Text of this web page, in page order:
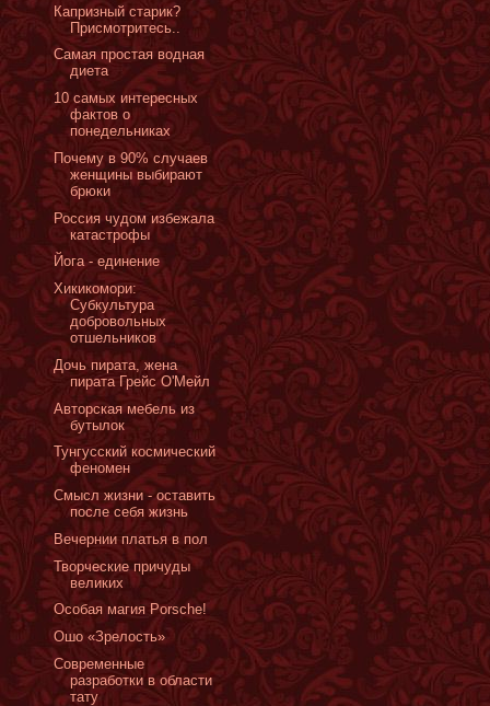
Капризный старик?
Присмотритесь..
Самая простая водная
диета
10 самых интересных
фактов о
понедельниках
Почему в 90% случаев
женщины выбирают
брюки
Россия чудом избежала
катастрофы
Йога - единение
Хикикомори:
Cубкультура
добровольных
отшельников
Дочь пирата, жена
пирата Грейс О'Мейл
Авторская мебель из
бутылок
Тунгусский космический
феномен
Смысл жизни - оставить
после себя жизнь
Вечернии платья в пол
Творческие причуды
великих
Особая магия Porsche!
Ошо «Зрелость»
Современные
разработки в области
тату